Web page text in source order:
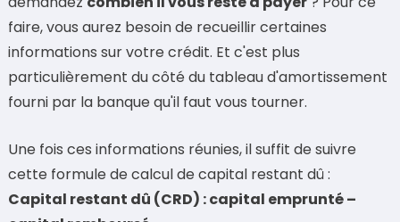
faire, vous aurez besoin de recueillir certaines
informations sur votre crédit. Et c'est plus
particulièrement du côté du tableau d'amortissement
fourni par la banque qu'il faut vous tourner.
Une fois ces informations réunies, il suffit de suivre
cette formule de calcul de capital restant dû :
Capital restant dû (CRD) : capital emprunté –